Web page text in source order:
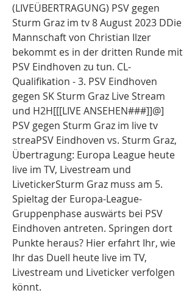
(LIVEÜBERTRAGUNG) PSV gegen
Sturm Graz im tv 8 August 2023 DDie
Mannschaft von Christian Ilzer
bekommt es in der dritten Runde mit
PSV Eindhoven zu tun. CL-
Qualifikation - 3. PSV Eindhoven
gegen SK Sturm Graz Live Stream
und H2H[[[LIVE ANSEHEN###]]@]
PSV gegen Sturm Graz im live tv
streaPSV Eindhoven vs. Sturm Graz,
Übertragung: Europa League heute
live im TV, Livestream und
LivetickerSturm Graz muss am 5.
Spieltag der Europa-League-
Gruppenphase auswärts bei PSV
Eindhoven antreten. Springen dort
Punkte heraus? Hier erfahrt Ihr, wie
Ihr das Duell heute live im TV,
Livestream und Liveticker verfolgen
könnt.